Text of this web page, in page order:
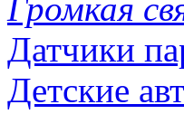
Громкая
Датчики
Детские